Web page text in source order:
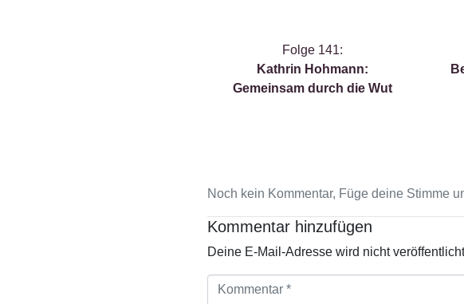
Folge 141:
Kathrin Hohmann:
Gemeinsam durch die Wut
Noch kein Kommentar, Füge deine Stimme
Kommentar hinzufügen
Deine E-Mail-Adresse wird nicht
K